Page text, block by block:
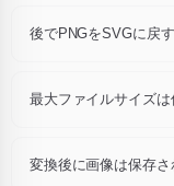
PNGを書き込みます。
後でPNGをSVGに戻
ダーでピクセルが書き
最大ファイルサイズは
変換後に画像は保存さ